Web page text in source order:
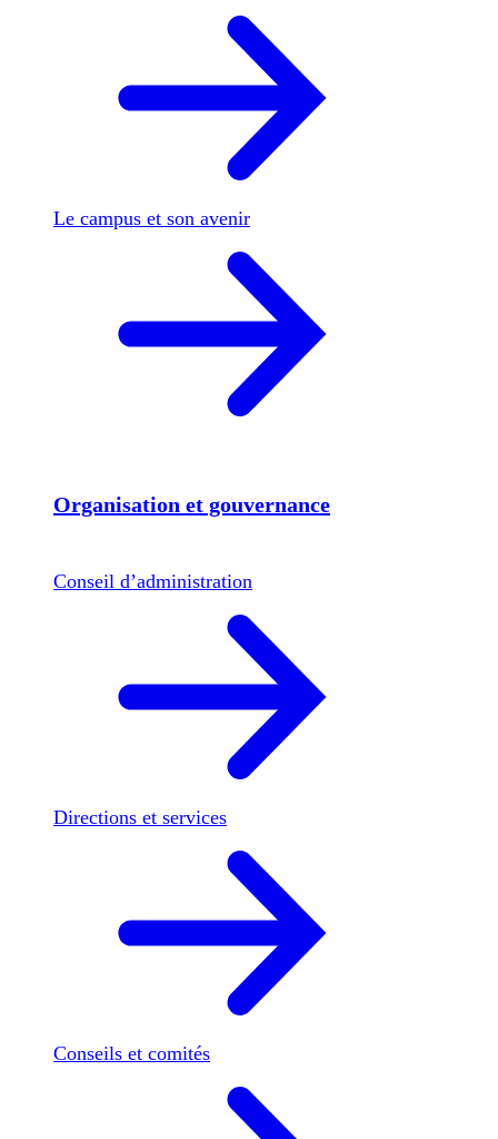
Le campus et son avenir
Organisation et gouvernance
Conseil d’administration
Directions et services
Conseils et comités